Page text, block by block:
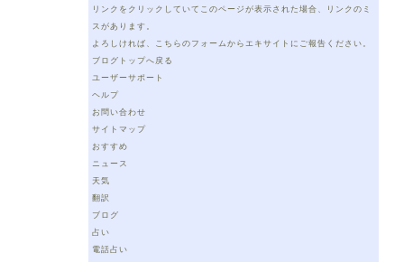
リンクをクリックしていてこのページが表示された場合、リンクのミ
スがあります。
よろしければ、こちらのフォームからエキサイトにご報告ください。
ブログトップへ戻る
ユーザーサポート
ヘルプ
お問い合わせ
サイトマップ
おすすめ
ニュース
天気
翻訳
ブログ
占い
電話占い